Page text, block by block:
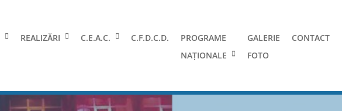
REALIZĂRI C.E.A.C. C.F.D.C.D.
PROGRAME
NAȚIONALE
GALERIE
FOTO
CONTACT